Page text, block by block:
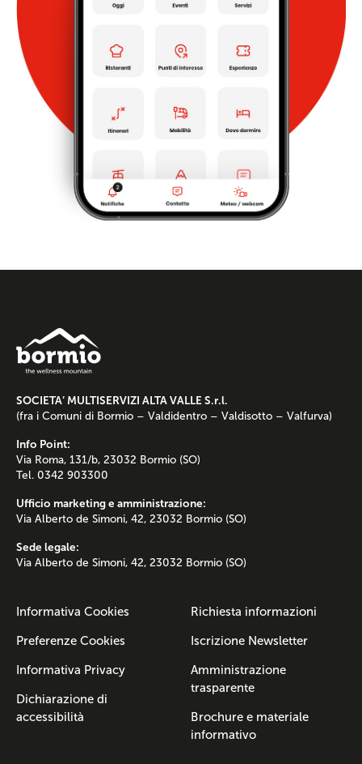
SOCIETA’ MULTISERVIZI ALTA VALLE S.r.l.
(fra i Comuni di Bormio – Valdidentro – Valdisotto – Valfurva)
Info Point:
Via Roma, 131/b, 23032 Bormio (SO)
Tel. 0342 903300
Ufficio marketing e amministrazione:
Via Alberto de Simoni, 42, 23032 Bormio (SO)
Sede legale:
Via Alberto de Simoni, 42, 23032 Bormio (SO)
Informativa Cookies
Preferenze Cookies
Informativa Privacy
Dichiarazione di
accessibilità
Richiesta informazioni
Iscrizione Newsletter
Amministrazione
trasparente
Brochure e materiale
informativo